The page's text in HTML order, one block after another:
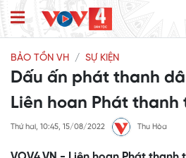
BẢO TỒN VH SỰ KIỆN
Dấu ấn phát thanh
Liên hoan Phát thanh
Thứ hai, 10:45, 15/08/2022 Thu Hòa